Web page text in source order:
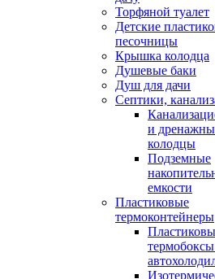
Торфяной туалет
Детские
песочницы
Крышка колодца
Душевые баки
Душ для дачи
Септики,
и
колодцы
Подземные
емкости
Пластиковые
термоконтейнеры